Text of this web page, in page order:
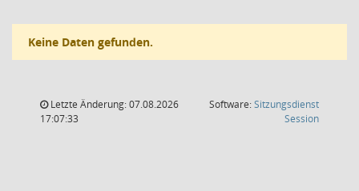
Keine Daten gefunden.
Letzte Änderung: 07.08.2026
17:07:33
Software:Sitzungsdienst
Session(Wird in